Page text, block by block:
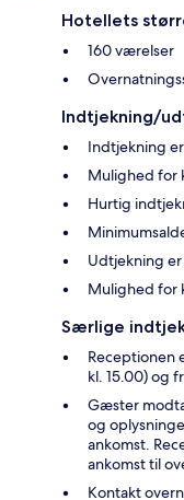
Hotellets
160 værelser
Indtjekning/
Indtjekning
Mulighed for
Hurtig
Udtjekning er
Mulighed for
Særlige
Receptionen
kl. 15.00) og
Gæster
og
ankomst.
ankomst til
Kontakt